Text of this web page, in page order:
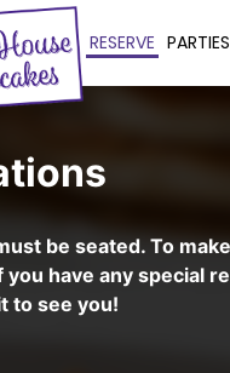
RESERVE PARTIES